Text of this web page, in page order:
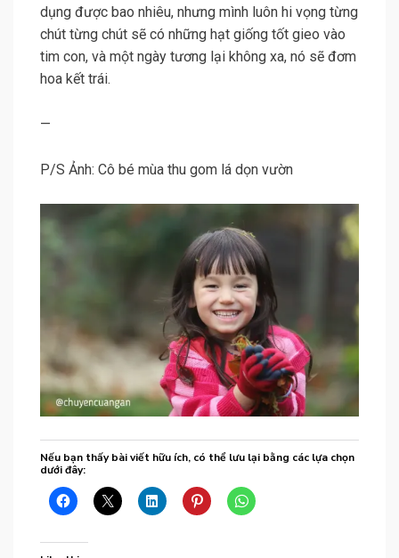
dụng được bao nhiêu, nhưng mình luôn hi vọng từng
chút từng chút sẽ có những hạt giống tốt gieo vào
tim con, và một ngày tương lại không xa, nó sẽ đơm
hoa kết trái.
—
P/S Ảnh: Cô bé mùa thu gom lá dọn vườn
Nếu bạn thấy bài viết hữu ích, có thể lưu lại bằng các lựa chọn
dưới đây: